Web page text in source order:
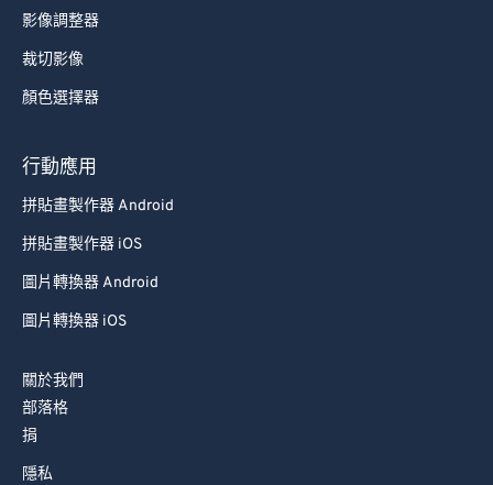
影像調整器
裁切影像
顏色選擇器
行動應用
拼貼畫製作器 Android
拼貼畫製作器 iOS
圖片轉換器 Android
圖片轉換器 iOS
關於我們
部落格
捐
隱私